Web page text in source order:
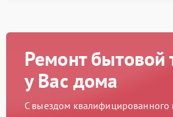
Ремонт бытовой
у Вас дома
С выездом квалифицированного